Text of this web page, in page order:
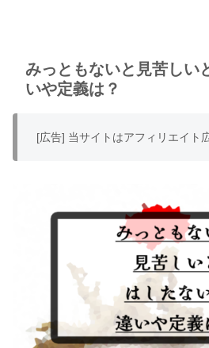
みっともないと見苦しい
いや定義は？
[広告] 当サイトはアフィリエイト